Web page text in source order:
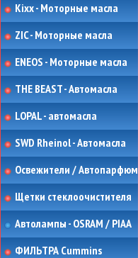
Kixx - Моторные масла
ZIC - Моторные масла
ENEOS - Моторные масла
THE BEAST - Автомасла
LOPAL - автомасла
SWD Rheinol - Автомасла
Освежители / Автопарфюм
Щетки стеклоочистителя
Автолампы - OSRAM / PIAA
ФИЛЬТРА Cummins